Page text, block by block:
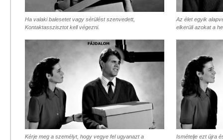
Ha valaki balesetet vagy sérülést szenvedett,
Kontaktasszisztot kell végezni.
Az élet egyik
elkerüli azokat a
Kérje meg a személyt, hogy vegye fel ugyanazt a
Ismételje ezt újra